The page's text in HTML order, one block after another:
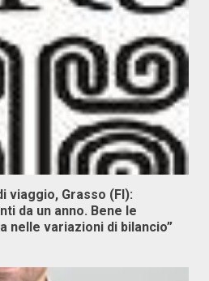
viaggio, Grasso (FI):
da un anno. Bene le
nelle variazioni di bilancio”